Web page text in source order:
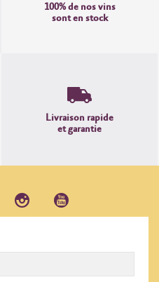
100% de nos vins
sont en stock
Livraison rapide
et garantie